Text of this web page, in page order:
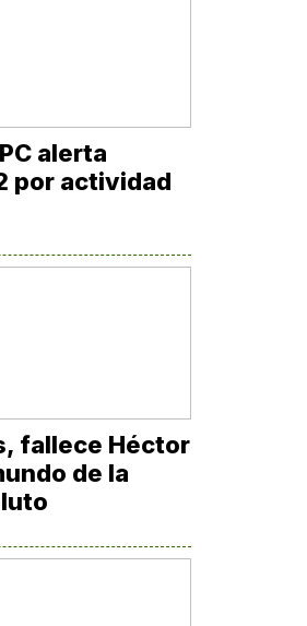
alerta
por actividad
fallece Héctor
de la